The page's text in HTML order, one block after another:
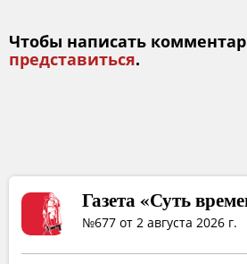
Чтобы написать
представиться.
Газета «Суть
№677 от 2 августа 2026 г.